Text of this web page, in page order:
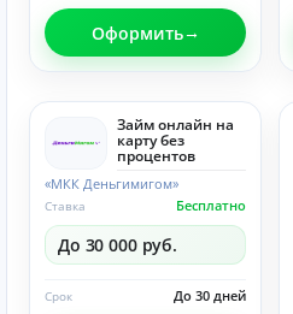
Оформить
Займ онлайн на
карту без
процентов
«МКК Деньгимигом»
Бесплатно
Ставка
До 30 000 руб.
До 30 дней
Срок